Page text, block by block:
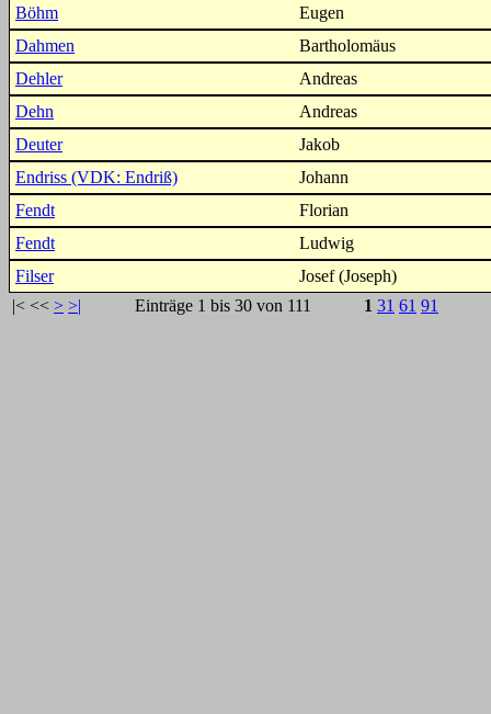
Böhm
Eugen
Dahmen
Bartholomäus
Dehler
Andreas
Dehn
Andreas
Deuter
Jakob
Endriss (VDK: Endriß)
Johann
Fendt
Florian
Fendt
Ludwig
Filser
Josef (Joseph)
|< << > >| Einträge 1 bis 30 von 111 1 31 61 91